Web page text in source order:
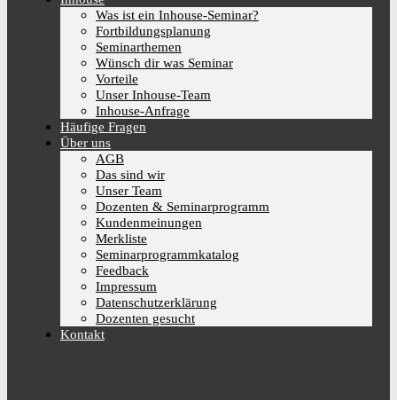
Was ist ein Inhouse-Seminar?
Fortbildungsplanung
Seminarthemen
Wünsch dir was Seminar
Vorteile
Unser Inhouse-Team
Inhouse-Anfrage
Häufige Fragen
Über uns
AGB
Das sind wir
Unser Team
Dozenten & Seminarprogramm
Kundenmeinungen
Merkliste
Seminarprogrammkatalog
Feedback
Impressum
Datenschutzerklärung
Dozenten gesucht
Kontakt